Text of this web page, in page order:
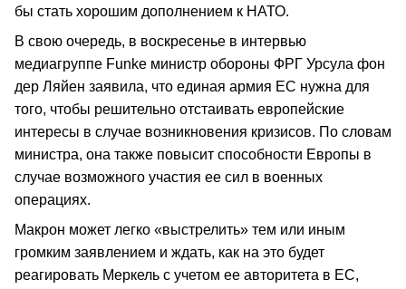
бы стать хорошим дополнением к НАТО.
В свою очередь, в воскресенье в интервью
медиагруппе Funke министр обороны ФРГ Урсула фон
дер Ляйен заявила, что единая армия ЕС нужна для
того, чтобы решительно отстаивать европейские
интересы в случае возникновения кризисов. По словам
министра, она также повысит способности Европы в
случае возможного участия ее сил в военных
операциях.
Макрон может легко «выстрелить» тем или иным
громким заявлением и ждать, как на это будет
реагировать Меркель с учетом ее авторитета в ЕС,